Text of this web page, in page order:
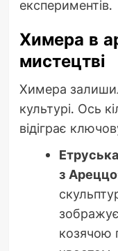
експериментів.
Химера в
мистецтві
Химера
культурі. Ось
відіграє
з
козячою